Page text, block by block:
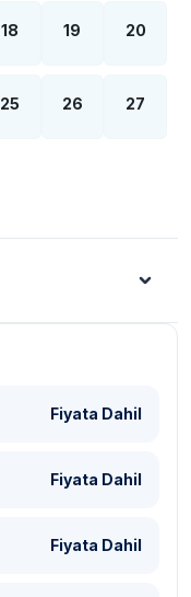
18 19 20
25 26 27
Fiyata Dahil
Fiyata Dahil
Fiyata Dahil